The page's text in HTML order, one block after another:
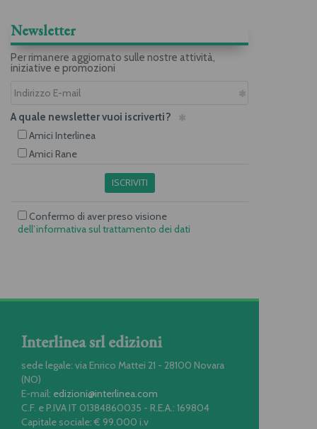
Newsletter
Per rimanere aggiornato sulle nostre attività,
iniziative e promozioni
A quale newsletter vuoi iscriverti?
Amici Interlinea
Amici Rane
ISCRIVITI
Confermo di aver preso visione
dell’informativa sul trattamento dei dati
Interlinea srl edizioni
sede legale: via Enrico Mattei 21 - 28100 Novara
(NO)
E-mail: edizioni@interlinea.com
C.F. e P.IVA IT 01384860035 - R.E.A.: 169804
Capitale sociale: € 99.000 i.v